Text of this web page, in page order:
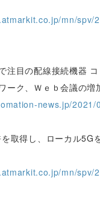
mn/spv/
注目の配線接続機器 コ
ク、Ｗｅｂ会議の増
news.jp/2021/
取得し、ローカル5G
mn/spv/